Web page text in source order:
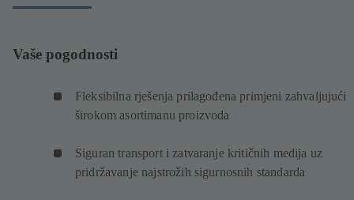
Vaše pogodnosti
Fleksibilna rješenja prilagođena primjeni zahvaljujući
širokom asortimanu proizvoda
Siguran transport i zatvaranje kritičnih medija uz
pridržavanje najstrožih sigurnosnih standarda